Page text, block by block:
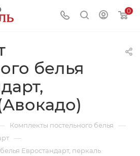
0
белья
Комплекты постельного белья —
—
Евростандарт, перкаль